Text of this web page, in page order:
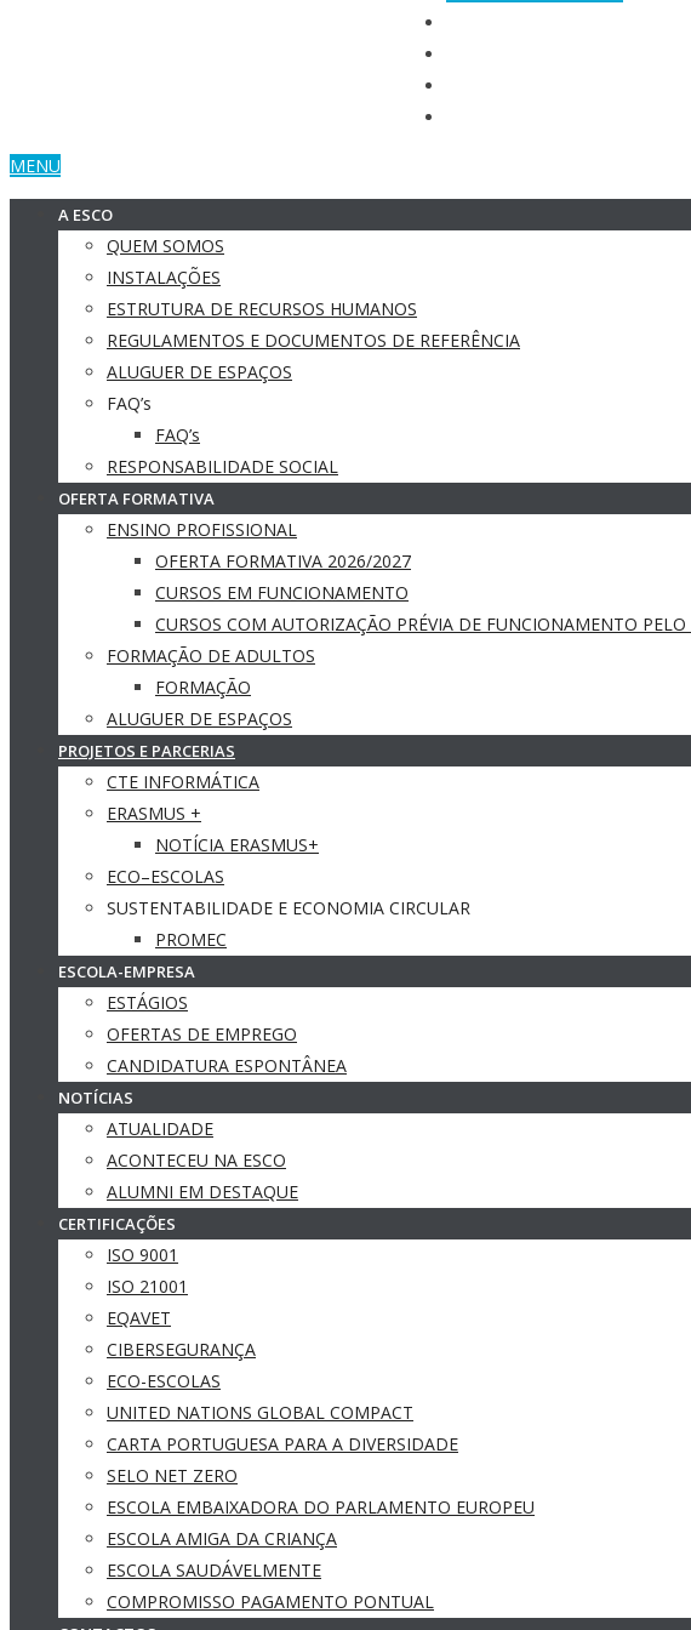
MENU
A ESCO
QUEM SOMOS
INSTALAÇÕES
ESTRUTURA DE RECURSOS HUMANOS
REGULAMENTOS E DOCUMENTOS DE REFERÊNCIA
ALUGUER DE ESPAÇOS
FAQ’s
FAQ’s
RESPONSABILIDADE SOCIAL
OFERTA FORMATIVA
ENSINO PROFISSIONAL
OFERTA FORMATIVA 2026/2027
CURSOS EM FUNCIONAMENTO
CURSOS COM AUTORIZAÇÃO PRÉVIA DE FUNCIONAMENTO
FORMAÇÃO DE ADULTOS
FORMAÇÃO
ALUGUER DE ESPAÇOS
PROJETOS E PARCERIAS
CTE INFORMÁTICA
ERASMUS +
NOTÍCIA ERASMUS+
ECO–ESCOLAS
SUSTENTABILIDADE E ECONOMIA CIRCULAR
PROMEC
ESCOLA-EMPRESA
ESTÁGIOS
OFERTAS DE EMPREGO
CANDIDATURA ESPONTÂNEA
NOTÍCIAS
ATUALIDADE
ACONTECEU NA ESCO
ALUMNI EM DESTAQUE
CERTIFICAÇÕES
ISO 9001
ISO 21001
EQAVET
CIBERSEGURANÇA
ECO-ESCOLAS
UNITED NATIONS GLOBAL COMPACT
CARTA PORTUGUESA PARA A DIVERSIDADE
SELO NET ZERO
ESCOLA EMBAIXADORA DO PARLAMENTO EUROPEU
ESCOLA AMIGA DA CRIANÇA
ESCOLA SAUDÁVELMENTE
COMPROMISSO PAGAMENTO PONTUAL